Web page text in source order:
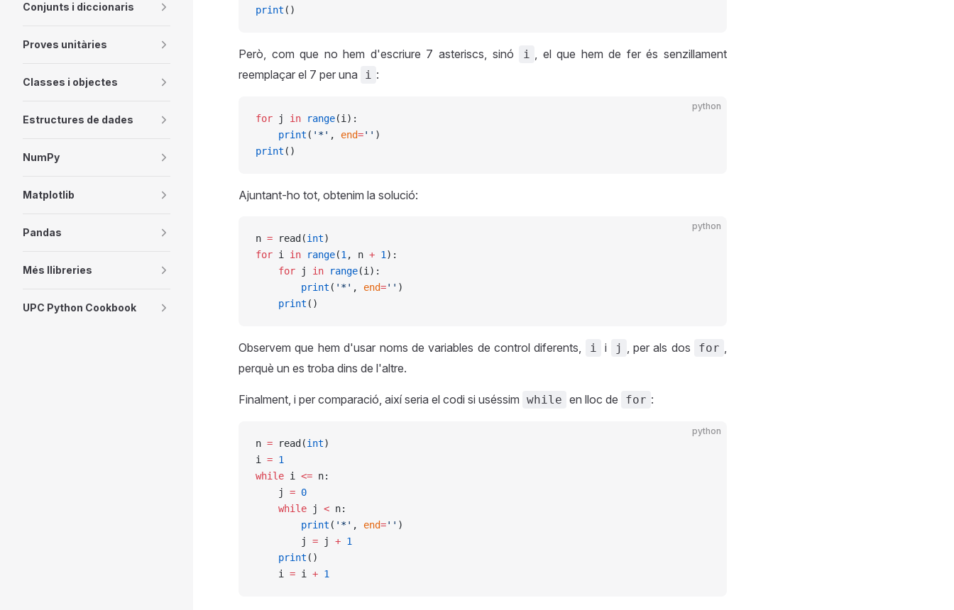
Conjunts i diccionaris
Proves unitàries
Classes i objectes
Estructures de dades
NumPy
Matplotlib
Pandas
Més llibreries
UPC Python Cookbook
print ()
Però, com que no hem d'escriure 7 asteriscs, sinó i , el que hem de fer és senzillament
reemplaçar el 7 per una
i :
python
for j in range(i):
    print
( '*' , end='' )
print ()
Ajuntant-ho tot, obtenim la solució:
python
n = read(int)
for i in range(1 , n + 1 ):
    for
j in range(i):
        print
( '*' , end='' )
    print
()
Observem que hem d'usar noms de variables de control diferents, i i j , per als dos for ,
perquè un es troba dins de l'altre.
Finalment, i per comparació, així seria el codi si uséssim while en lloc de for :
python
n = read(int)
i = 1
while i <= n:
    j
= 0
    while
j < n:
        print
( '*' , end='' )
        j
= j + 1
    print
()
    i
= i + 1